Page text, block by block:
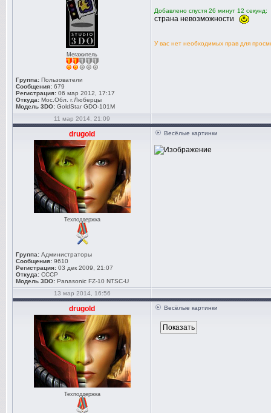
Мегажитель
Группа: Пользователи
Сообщения: 679
Регистрация: 06 мар 2012, 17:17
Откуда: Мос.Обл. г.Люберцы
Модель 3DO: GoldStar GDO-101M
Добавлено спустя 26 минут 12 секунд:
страна невозможности
У вас нет необходимых прав для
11 мар 2014, 21:09
drugold
Техподдержка
Группа: Администраторы
Сообщения: 9610
Регистрация: 03 дек 2009, 21:07
Откуда: СССР
Модель 3DO: Panasonic FZ-10 NTSC-U
Весёлые картинки
13 мар 2014, 16:56
drugold
Техподдержка
Весёлые картинки